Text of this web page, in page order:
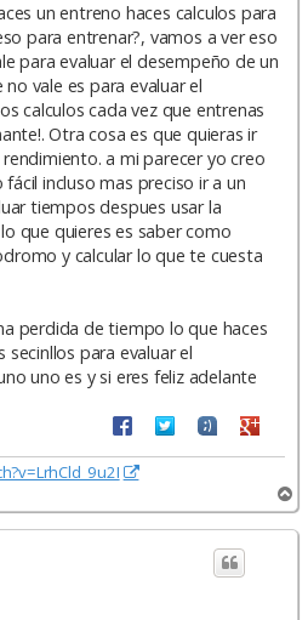
un entreno haces calculos para
para entrenar?, vamos a ver eso
para evaluar el desempeño de un
vale es para evaluar el
calculos cada vez que entrenas
Otra cosa es que quieras ir
a mi parecer yo creo
incluso mas preciso ir a un
tiempos despues usar la
que quieres es saber como
y calcular lo que te cuesta
perdida de tiempo lo que haces
para evaluar el
uno es y si eres feliz adelante
r
r